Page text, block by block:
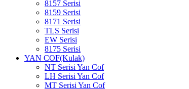
8157 Serisi
8159 Serisi
8171 Serisi
TLS Serisi
EW Serisi
8175 Serisi
YAN COF(Kulak)
NT Serisi Yan Cof
LH Serisi Yan Cof
MT Serisi Yan Cof